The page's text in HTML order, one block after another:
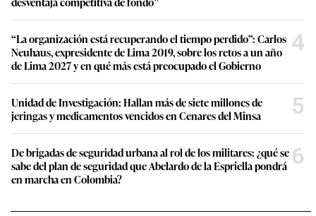
“La organización está recuperando el tiempo perdido”: Carlos
Neuhaus, expresidente de Lima 2019, sobre los retos a un año
de Lima 2027 y en qué más está preocupado el Gobierno
4
Unidad de Investigación: Hallan más de siete millones de
jeringas y medicamentos vencidos en Cenares del Minsa
5
De brigadas de seguridad urbana al rol de los militares: ¿qué se
sabe del plan de seguridad que Abelardo de la Espriella pondrá
en marcha en Colombia?
6